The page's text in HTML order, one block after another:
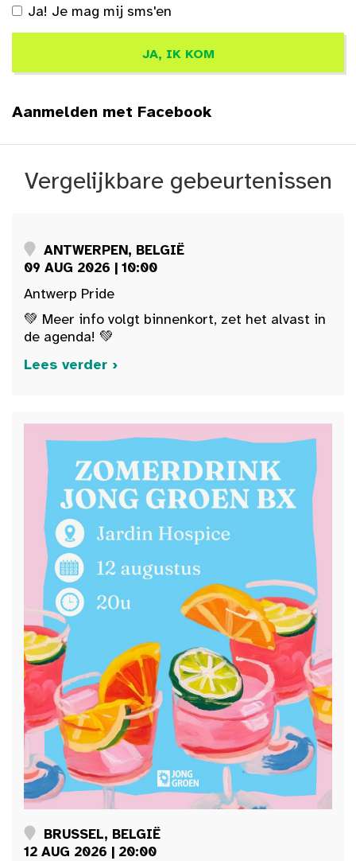
Ja! Je mag mij sms'en
Aanmelden met Facebook
Vergelijkbare gebeurtenissen
ANTWERPEN, BELGIË
09 AUG 2026 | 10:00
Antwerp Pride
💚 Meer info volgt binnenkort, zet het alvast in
de agenda! 💚
Lees verder ›
BRUSSEL, BELGIË
12 AUG 2026 | 20:00